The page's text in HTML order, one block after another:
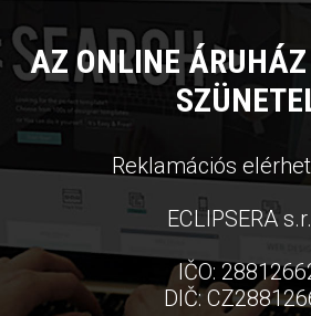
AZ ONLINE ÁRUHÁZ
Reklamációs
ECLIPSERA
IČO:
DIČ: